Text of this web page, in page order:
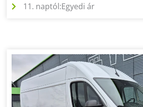
11. naptól:Egyedi ár